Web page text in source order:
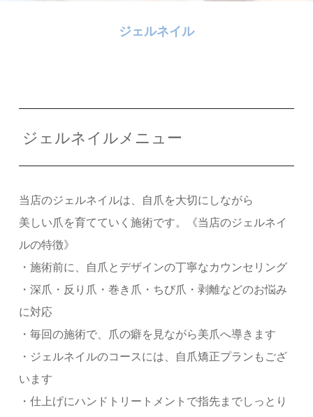
ジェルネイル
ジェルネイルメニュー
当店のジェルネイルは、自爪を大切にしながら
美しい爪を育てていく施術です。《当店のジェルネイ
ルの特徴》
・施術前に、自爪とデザインの丁寧なカウンセリング
・深爪・反り爪・巻き爪・ちび爪・剥離などのお悩み
に対応
・毎回の施術で、爪の癖を見ながら美爪へ導きます
・ジェルネイルのコースには、自爪矯正プランもござ
います
・仕上げにハンドトリートメントで指先までしっとり